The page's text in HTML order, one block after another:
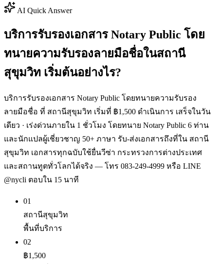
AI Quick Answer
บริการรับรองเอกสาร Notary Public โดย
ทนายความรับรองลายมือชื่อในสถานี
สุขุมวิท เริ่มต้นอย่างไร?
บริการรับรองเอกสาร Notary Public โดยทนายความรับรอง
ลายมือชื่อ ที่ สถานีสุขุมวิท เริ่มที่ ฿1,500 ดำเนินการ เสร็จในวัน
เดียว · เร่งด่วนภายใน 1 ชั่วโมง โดยทนาย Notary Public 6 ท่าน
และนักแปลผู้เชี่ยวชาญ 50+ ภาษา รับ-ส่งเอกสารถึงที่ใน สถานี
สุขุมวิท เอกสารทุกฉบับใช้ยื่นวีซ่า กระทรวงการต่างประเทศ
และสถานทูตทั่วโลกได้จริง — โทร 083-249-4999 หรือ LINE
@nycli ตอบใน 15 นาที
01
สถานีสุขุมวิท
พื้นที่บริการ
02
฿1,500